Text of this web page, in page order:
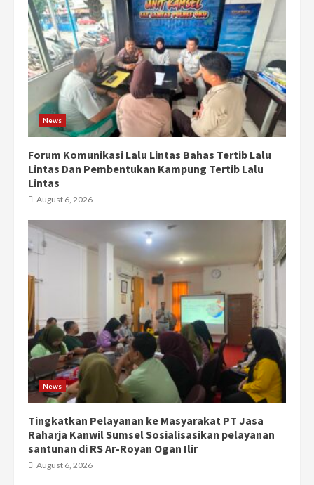
News
Forum Komunikasi Lalu Lintas Bahas Tertib Lalu
Lintas Dan Pembentukan Kampung Tertib Lalu
Lintas
August 6, 2026
News
Tingkatkan Pelayanan ke Masyarakat PT Jasa
Raharja Kanwil Sumsel Sosialisasikan pelayanan
santunan di RS Ar-Royan Ogan Ilir
August 6, 2026